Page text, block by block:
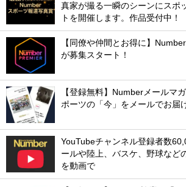
真家が撮る一瞬のシーンにスポ
トを開催します。作品受付中！
【同僚や仲間とお得に】
が募集スタート！
【登録無料】Numberメールマ
ポーツの「今」をメールでお届
YouTubeチャンネル登録者数
ールや陸上、バスケ、野球など
を動画で